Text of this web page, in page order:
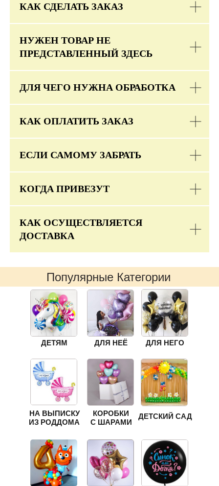
КАК СДЕЛАТЬ ЗАКАЗ
НУЖЕН ТОВАР НЕ
ПРЕДСТАВЛЕННЫЙ ЗДЕСЬ
ДЛЯ ЧЕГО НУЖНА ОБРАБОТКА
КАК ОПЛАТИТЬ ЗАКАЗ
ЕСЛИ САМОМУ ЗАБРАТЬ
КОГДА ПРИВЕЗУТ
КАК ОСУЩЕСТВЛЯЕТСЯ
ДОСТАВКА
Популярные Категории
ДЛЯ НЕЁ ДЛЯ НЕГО
ДЕТЯМ
НА ВЫПИСКУ
ИЗ РОДДОМА
КОРОБКИ
С ШАРАМИ
ДЕТСКИЙ САД